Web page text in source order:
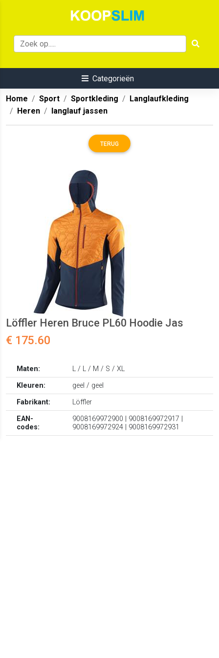
Categorieën
Home Sport Sportkleding
Langlaufkleding
Heren
langlauf jassen
TERUG
Löffler Heren Bruce PL60 Hoodie Jas
€ 175.60
Maten:
L / L / M / S / XL
Kleuren:
geel / geel
Fabrikant:
Löffler
EAN-
codes:
9008169972900 | 9008169972917 |
9008169972924 | 9008169972931